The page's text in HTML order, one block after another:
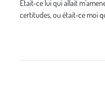
Était-ce lui qui allait
certitudes, ou était-ce moi